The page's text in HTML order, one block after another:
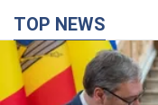
TOP NEWS